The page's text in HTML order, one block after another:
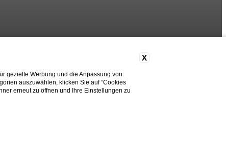
X
gezielte Werbung und die Anpassung von
auszuwählen, klicken Sie auf “Cookies
erneut zu öffnen und Ihre Einstellungen zuBrauchen Sie Hilfe?